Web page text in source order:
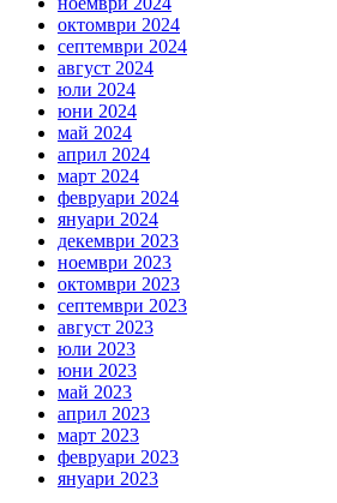
октомври 2024
септември 2024
август 2024
юли 2024
юни 2024
май 2024
април 2024
март 2024
февруари 2024
януари 2024
декември 2023
ноември 2023
октомври 2023
септември 2023
август 2023
юли 2023
юни 2023
май 2023
април 2023
март 2023
февруари 2023
януари 2023